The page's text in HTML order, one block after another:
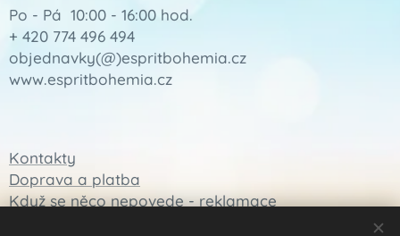
Po - Pá 10:00 - 16:00 hod.
+ 420 774 496 494
objednavky(@)espritbohemia.cz
www.espritbohemia.cz
Kontakty
Doprava a platba
Když se něco nepovede - reklamace